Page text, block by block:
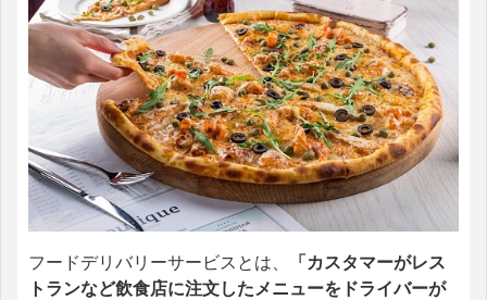
フードデリバリーサービスとは、
「カスタマーがレス
トランなど飲食店に注文したメニューをドライバーが